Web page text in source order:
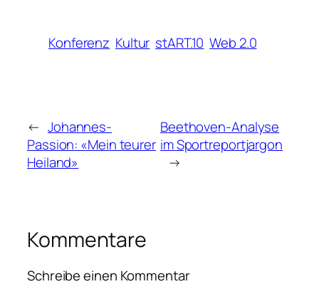
Konferenz Kultur stART.10 Web 2.0
← Johannes-
Passion: «Mein teurer
Heiland»
Beethoven-Analyse
im Sportreportjargon
→
Kommentare
Schreibe einen Kommentar